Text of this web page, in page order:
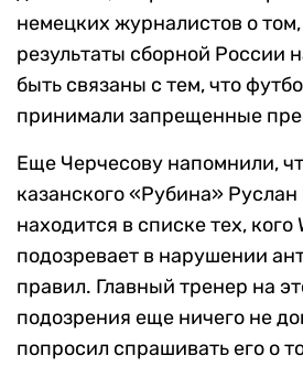
немецких журналистов о
результаты сборной России
быть связаны с тем, что
принимали запрещенные
Еще Черчесову напомнили,
казанского «Рубина»
находится в списке тех, кого
подозревает в нарушении
правил. Главный тренер на
подозрения еще ничего не
попросил спрашивать его о